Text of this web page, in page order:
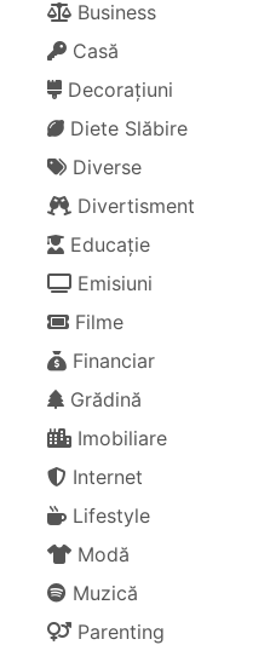
Business
Casă
Decorațiuni
Diete Slăbire
Diverse
Divertisment
Educație
Emisiuni
Filme
Financiar
Grădină
Imobiliare
Internet
Lifestyle
Modă
Muzică
Parenting